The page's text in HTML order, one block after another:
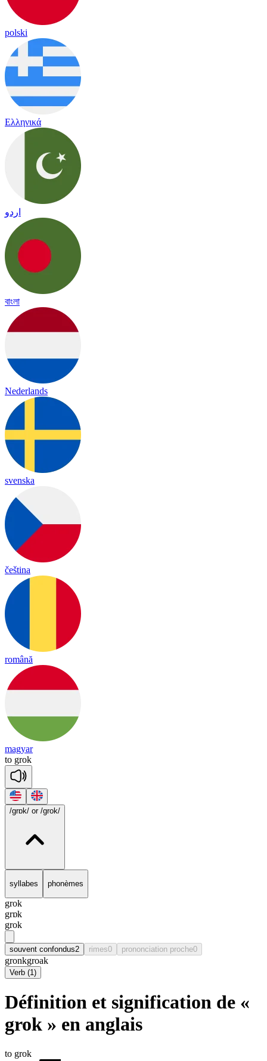
polski
Ελληνικά
اردو
বাংলা
Nederlands
svenska
čeština
română
magyar
to grok
/grɒk/ or /grok/
syllabes phonèmes
grok
grɒk
grok
souvent confondus2 rimes0 prononciation proche0
gronkgroak
Verb (1)
Définition et signification de «
grok » en anglais
to grok